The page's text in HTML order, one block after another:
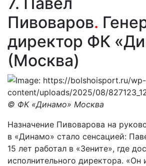
Пивоваров.
директор ФК
(Москва)
© ФК «Динамо» Москва
Назначение Пивоварова на
в «Динамо» стало сенсацией:
15 лет работал в «Зените», где
исполнительного директора. «Он